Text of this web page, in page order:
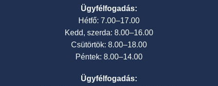
Ügyfélfogadás:
Hétfő: 7.00–17.00
Kedd, szerda: 8.00–16.00
Csütörtök: 8.00–18.00
Péntek: 8.00–14.00
Ügyfélfogadás: